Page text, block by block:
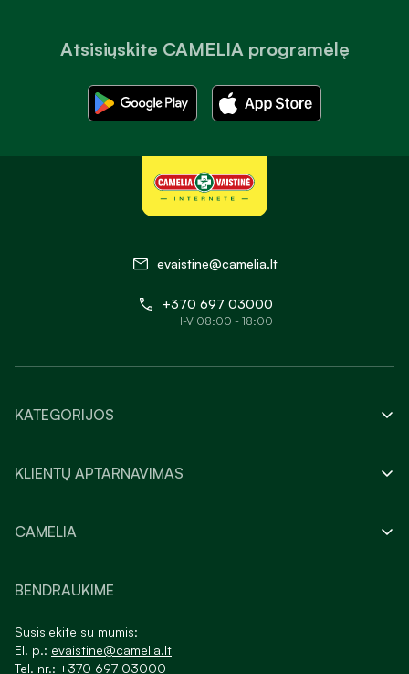
Atsisiųskite CAMELIA programėlę
evaistine@camelia.lt
+370 697 03000
I-V 08:00 - 18:00
KATEGORIJOS
KLIENTŲ APTARNAVIMAS
CAMELIA
BENDRAUKIME
Susisiekite su mumis:
El. p.: evaistine@camelia.lt
Tel. nr.: +370 697 03000